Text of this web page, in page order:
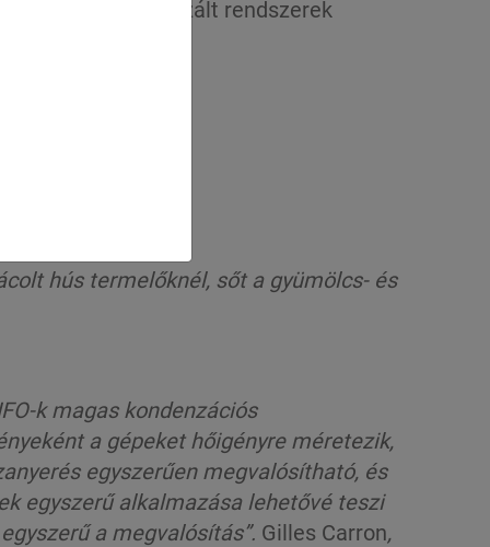
az automatizált rendszerek
hús termelőknél, sőt a gyümölcs- és
k magas kondenzációs
a gépeket hőigényre méretezik,
egyszerűen megvalósítható, és
egyszerű alkalmazása lehetővé teszi
a megvalósítás”. Gilles Carron,